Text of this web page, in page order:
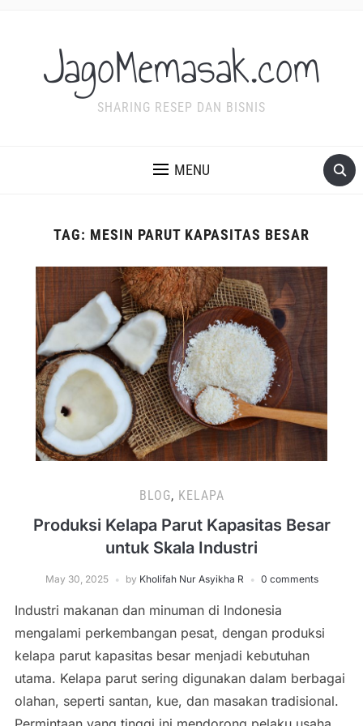
JagoMemasak.com
SHARING RESEP DAN BISNIS
MENU
TAG: MESIN PARUT KAPASITAS BESAR
BLOG, KELAPA
Produksi Kelapa Parut Kapasitas Besar
untuk Skala Industri
May 30, 2025 by Kholifah Nur Asyikha R 0 comments
Industri makanan dan minuman di Indonesia
mengalami perkembangan pesat, dengan produksi
kelapa parut kapasitas besar menjadi kebutuhan
utama. Kelapa parut sering digunakan dalam berbagai
olahan, seperti santan, kue, dan masakan tradisional.